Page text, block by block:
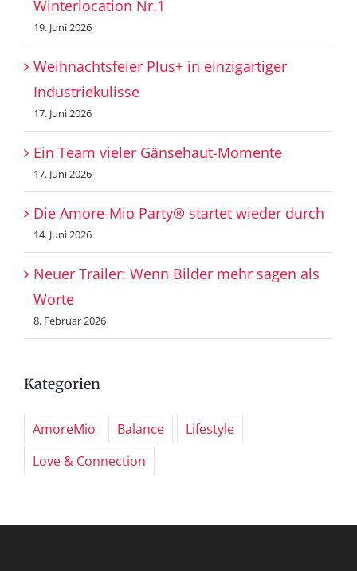
Winterlocation Nr.1
19. Juni 2026
Weihnachtsfeier Plus+ in einzigartiger
Industriekulisse
17. Juni 2026
Ein Team vieler Gänsehaut-Momente
17. Juni 2026
Die Amore-Mio Party® startet wieder durch
14. Juni 2026
Neuer Trailer: Wenn Bilder mehr sagen als
Worte
8. Februar 2026
Kategorien
AmoreMio Balance
Lifestyle
Love & Connection